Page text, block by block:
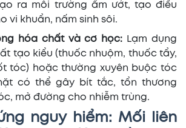
ra môi trường ẩm ướt, tạo điều
vi khuẩn, nấm sinh sôi.
hóa chất và cơ học: Lạm dụng
tạo kiểu (thuốc nhuộm, thuốc tẩy,
tóc) hoặc thường xuyên buộc tóc
có thể gây bít tắc, tổn thương
mở đường cho nhiễm trùng.
nguy hiểm: Mối liên